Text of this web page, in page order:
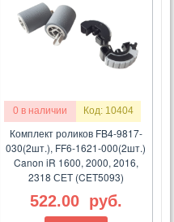
0 в наличии Код: 10404
Комплект роликов FB4-9817-
030(2шт.), FF6-1621-000(2шт.)
Canon iR 1600, 2000, 2016,
2318 СЕТ (CET5093)
522.00 руб.